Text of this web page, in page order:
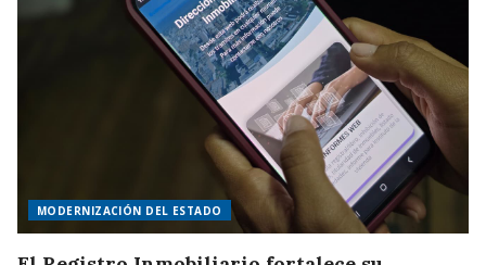
MODERNIZACIÓN DEL ESTADO